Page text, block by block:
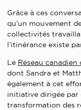
Grâce à ces
qu’un mouvement
collectivités
l’itinérance existe
Le Réseau
dont Sandra et
également à cet
initiative dirigée par
transformation des